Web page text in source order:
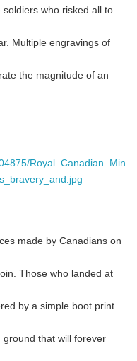
who risked all to
Multiple engravings of
the magnitude of an
Royal_Canadian_Min
made by Canadians on
Those who landed at
by a simple boot print
ground that will forever